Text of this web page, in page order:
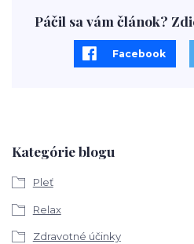
Kategórie blogu
Pleť
Relax
Zdravotné účinky
Páčil sa vám článok?
Facebook